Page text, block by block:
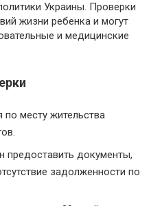
Украины. Проверки
жизни ребенка и могут
и медицинские
по месту жительства
предоставить документы,
задолженности по